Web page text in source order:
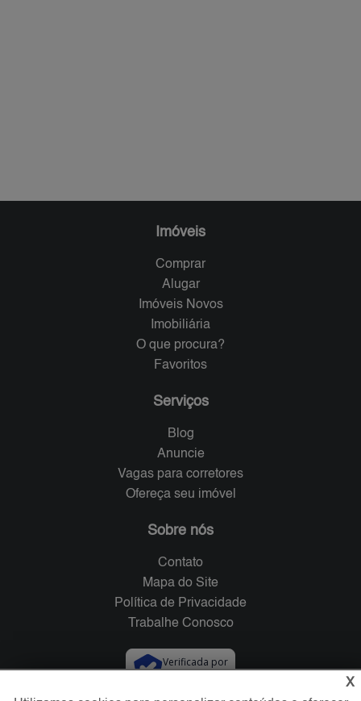
Imóveis
Comprar
Alugar
Imóveis Novos
Imobiliária
O que procura?
Favoritos
Serviços
Blog
Anuncie
Vagas para corretores
Ofereça seu imóvel
Sobre nós
Contato
Mapa do Site
Política de Privacidade
Trabalhe Conosco
Verificada por
X